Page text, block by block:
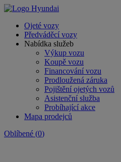
Ojeté vozy
Předváděcí vozy
Nabídka služeb
Výkup vozu
Koupě vozu
Financování vozu
Prodloužená záruka
Pojištění ojetých vozů
Asistenční služba
Probíhající akce
Mapa prodejců
Oblíbené (0)